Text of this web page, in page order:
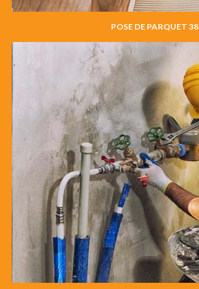
POSE DE PARQUET 38